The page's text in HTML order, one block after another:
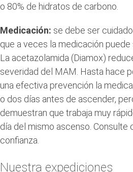
o 80% de hidratos de carbono.
Medicación: se debe ser
que a veces la medicación
La acetazolamida (Diamox)
severidad del MAM. Hasta hace
una efectiva prevención la
o dos días antes de ascender,
demuestran que trabaja muy
día del mismo ascenso. Consulte
confianza.
Nuestra expediciones